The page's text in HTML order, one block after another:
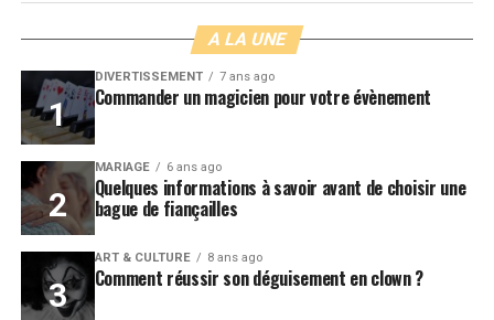
A LA UNE
DIVERTISSEMENT 7 ans ago
Commander un magicien pour votre évènement
MARIAGE 6 ans ago
Quelques informations à savoir avant de choisir une
bague de fiançailles
ART & CULTURE 8 ans ago
Comment réussir son déguisement en clown ?